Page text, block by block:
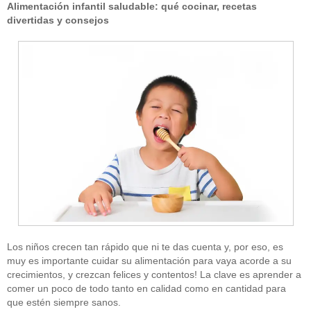
Alimentación infantil saludable: qué cocinar, recetas
divertidas y consejos
Los niños crecen tan rápido que ni te das cuenta y, por eso, es
muy es importante cuidar su alimentación para vaya acorde a su
crecimientos, y crezcan felices y contentos! La clave es aprender a
comer un poco de todo tanto en calidad como en cantidad para
que estén siempre sanos.